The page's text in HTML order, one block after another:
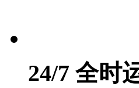
24/7 全时